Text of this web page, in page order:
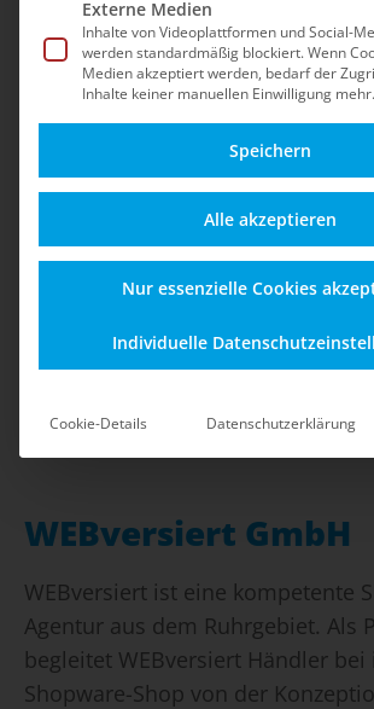
Standard Name
Zufall
Neuste
WEBversiert GmbH
WEBversiert ist eine kompetente
Agentur aus dem Ruhrgebiet. Als
begleitet WEBversiert Händler bei
Shopware-Shop von der
Externe Medien
Inhalte von Videoplattformen und Social-
werden standardmäßig blockiert. Wenn
Medien akzeptiert werden, bedarf der
Inhalte keiner manuellen Einwilligung mehr.
Speichern
Alle akzeptieren
Nur essenzielle Cookies
Individuelle
Cookie-Details Datenschutzerklärung